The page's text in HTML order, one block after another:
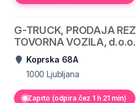
G-TRUCK, PRODAJA
TOVORNA VOZILA,
Koprska 68A
1000 Ljubljana
Zaprto (odpira čez 1 h 21 min)